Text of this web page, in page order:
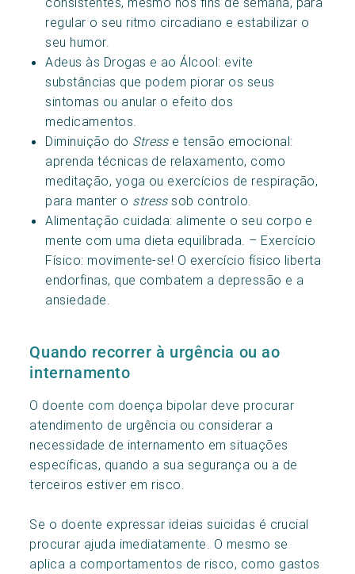
regular o seu ritmo circadiano e estabilizar o
seu humor.
Adeus às Drogas e ao Álcool: evite
substâncias que podem piorar os seus
sintomas ou anular o efeito dos
medicamentos.
Diminuição do Stresse tensão emocional:
aprenda técnicas de relaxamento, como
meditação, yoga ou exercícios de respiração,
para manter o stresssob controlo.
Alimentação cuidada: alimente o seu corpo e
mente com uma dieta equilibrada. – Exercício
Físico: movimente-se! O exercício físico liberta
endorfinas, que combatem a depressão e a
ansiedade.
Quando recorrer à urgência ou ao
internamento
O doente com doença bipolar deve procurar
atendimento de urgência ou considerar a
necessidade de internamento em situações
específicas, quando a sua segurança ou a de
terceiros estiver em risco.
Se o doente expressar ideias suicidas é crucial
procurar ajuda imediatamente. O mesmo se
aplica a comportamentos de risco, como gastos